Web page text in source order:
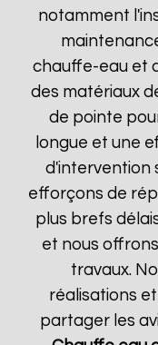
notamment
chauffe-eau et
des matériaux
de pointe
longue et une
d'intervention
efforçons de
plus brefs
et nous
travaux.
réalisations
partager les